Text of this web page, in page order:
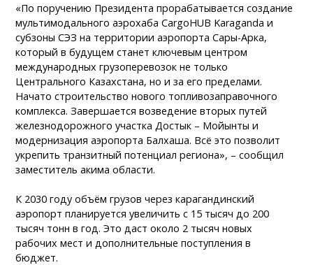
«По поручению Президента прорабатывается создание
мультимодального аэрохаба CargoHUB Karaganda и
субзоны СЭЗ на территории аэропорта Сары-Арка,
который в будущем станет ключевым центром
международных грузоперевозок не только
Центрального Казахстана, но и за его пределами.
Начато строительство нового топливозаправочного
комплекса. Завершается возведение вторых путей
железнодорожного участка Достык – Мойынты и
модернизация аэропорта Балхаша. Всё это позволит
укрепить транзитный потенциал региона», – сообщил
заместитель акима области.
К 2030 году объём грузов через карагандинский
аэропорт планируется увеличить с 15 тысяч до 200
тысяч тонн в год. Это даст около 2 тысяч новых
рабочих мест и дополнительные поступления в
бюджет.